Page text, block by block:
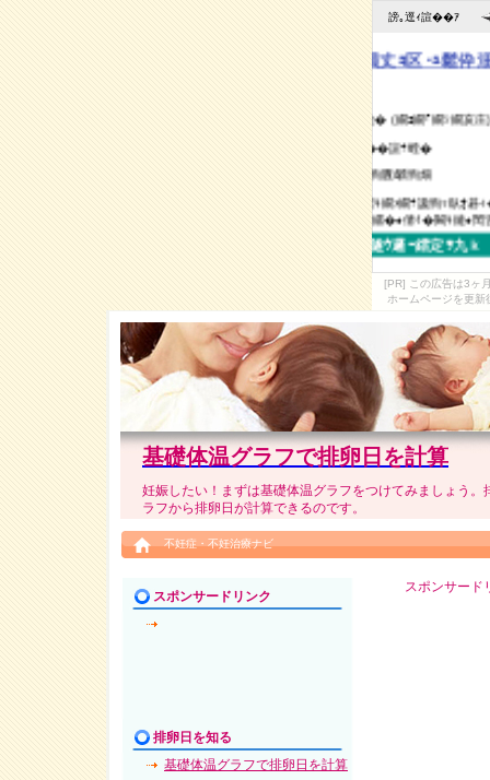
[PR] この広告は3ヶ
ホームページを更
基礎体温グラフで排卵日を計算
妊娠したい！まずは基礎体温グラフをつけてみましょう
ラフから排卵日が計算できるのです。
不妊症・不妊治療ナビ
スポンサード
スポンサードリンク
排卵日を知る
基礎体温グラフで排卵日を計算